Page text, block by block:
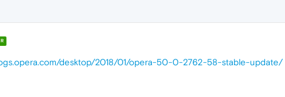
desktop/2018/01/opera-50-0-2762-58-stable-update/